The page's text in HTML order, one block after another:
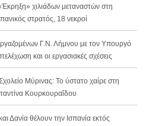
χιλιάδων μεταναστών στη
στρατός, 18 νεκροί
Γ.Ν. Λήμνου με τον Υπουργό
και οι εργασιακές σχέσεις
Μύρινας: Το ύστατο χαίρε στη
Κουρκουραΐδου
Δανία θέλουν την Ισπανία εκτός